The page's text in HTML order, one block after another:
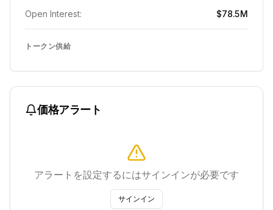
Open Interest:
$78.5M
トークン供給
価格アラート
アラートを設定するにはサインインが必要です
サインイン